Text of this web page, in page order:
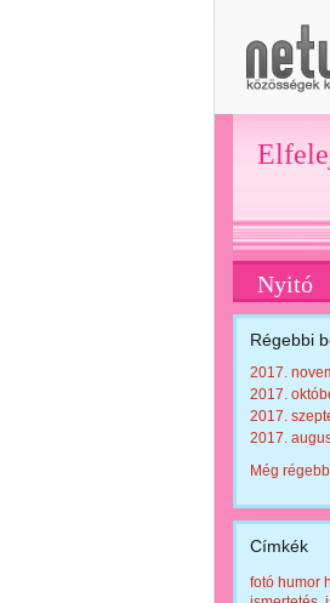
Nyitó
Régebbi
2017.
2017.
2017.
2017.
Még
Címkék
fotó humor